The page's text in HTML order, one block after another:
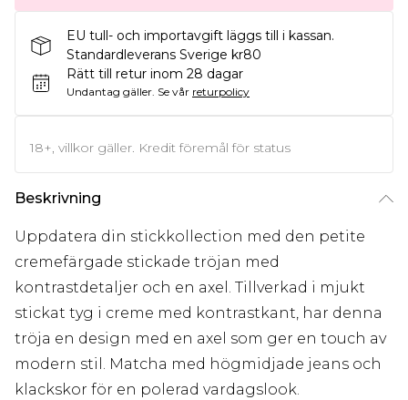
EU tull- och importavgift läggs till i kassan.
Standardleverans Sverige kr80
Rätt till retur inom 28 dagar
Undantag gäller. Se vår returpolicy
18+, villkor gäller. Kredit föremål för status
Beskrivning
Uppdatera din stickkollection med den petite
cremefärgade stickade tröjan med
kontrastdetaljer och en axel. Tillverkad i mjukt
stickat tyg i creme med kontrastkant, har denna
tröja en design med en axel som ger en touch av
modern stil. Matcha med högmidjade jeans och
klackskor för en polerad vardagslook.